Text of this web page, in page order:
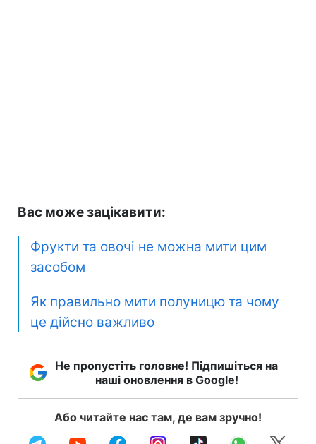
Вас може зацікавити:
Фрукти та овочі не можна мити цим
засобом
Як правильно мити полуницю та чому
це дійсно важливо
Не пропустіть головне! Підпишіться на
наші оновлення в Google!
Або читайте нас там, де вам зручно!